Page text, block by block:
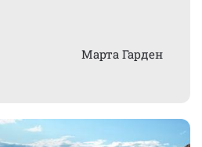
Марта Гарден